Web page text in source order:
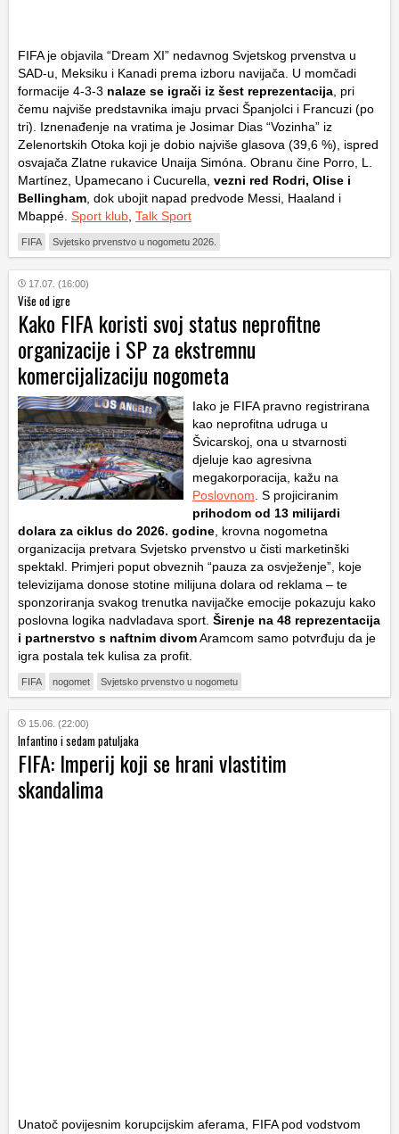
FIFA je objavila “Dream XI” nedavnog Svjetskog prvenstva u
SAD-u, Meksiku i Kanadi prema izboru navijača. U momčadi
formacije 4-3-3 nalaze se igrači iz šest reprezentacija , pri
čemu najviše predstavnika imaju prvaci Španjolci i Francuzi (po
tri). Iznenađenje na vratima je Josimar Dias “Vozinha” iz
Zelenortskih Otoka koji je dobio najviše glasova (39,6 %), ispred
osvajača Zlatne rukavice Unaija Simóna. Obranu čine Porro, L.
Martínez, Upamecano i Cucurella, vezni red Rodri, Olise i
Bellingham , dok ubojit napad predvode Messi, Haaland i
Mbappé. Sport klub Talk Sport
FIFA Svjetsko prvenstvo u nogometu 2026.
17.07. (16:00)
Više od igre
Kako FIFA koristi svoj status neprofitne
organizacije i SP za ekstremnu
komercijalizaciju nogometa
Iako je FIFA pravno registrirana
kao neprofitna udruga u
Švicarskoj, ona u stvarnosti
djeluje kao agresivna
megakorporacija, kažu na
Poslovnom . S projiciranim
prihodom od 13 milijardi
dolara za ciklus do 2026. godine , krovna nogometna
organizacija pretvara Svjetsko prvenstvo u čisti marketinški
spektakl. Primjeri poput obveznih “pauza za osvježenje”, koje
televizijama donose stotine milijuna dolara od reklama – te
sponzoriranja svakog trenutka navijačke emocije pokazuju kako
poslovna logika nadvladava sport. Širenje na 48 reprezentacija
i partnerstvo s naftnim divomAramcom samo potvrđuju da je
igra postala tek kulisa za profit.
FIFA nogomet Svjetsko prvenstvo u nogometu
15.06. (22:00)
Infantino i sedam patuljaka
FIFA: Imperij koji se hrani vlastitim
skandalima
Unatoč povijesnim korupcijskim aferama, FIFA pod vodstvom